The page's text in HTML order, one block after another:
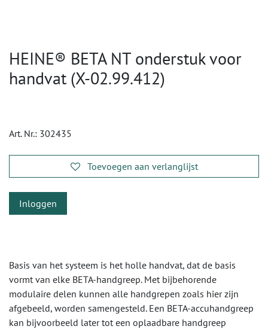
HEINE® BETA NT onderstuk voor
handvat (X-02.99.412)
Art. Nr.: 302435
Toevoegen aan verlanglijst
Inloggen
Basis van het systeem is het holle handvat, dat de basis
vormt van elke BETA-handgreep. Met bijbehorende
modulaire delen kunnen alle handgrepen zoals hier zijn
afgebeeld, worden samengesteld. Een BETA-accuhandgreep
kan bijvoorbeeld later tot een oplaadbare handgreep